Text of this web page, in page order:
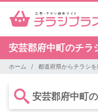
安芸郡府中町のチラ
ホーム 都道府県からチラシを
安芸郡府中町